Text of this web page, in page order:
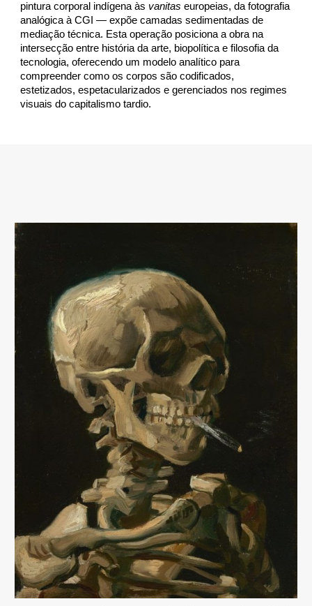
pintura corporal indígena às vanitas europeias, da fotografia
analógica à CGI — expõe camadas sedimentadas de
mediação técnica. Esta operação posiciona a obra na
intersecção entre história da arte, biopolítica e filosofia da
tecnologia, oferecendo um modelo analítico para
compreender como os corpos são codificados,
estetizados, espetacularizados e gerenciados nos regimes
visuais do capitalismo tardio.